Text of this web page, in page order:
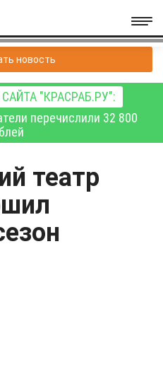
новость
"КРАСРАБ.РУ":
перечислили 32 800
театр